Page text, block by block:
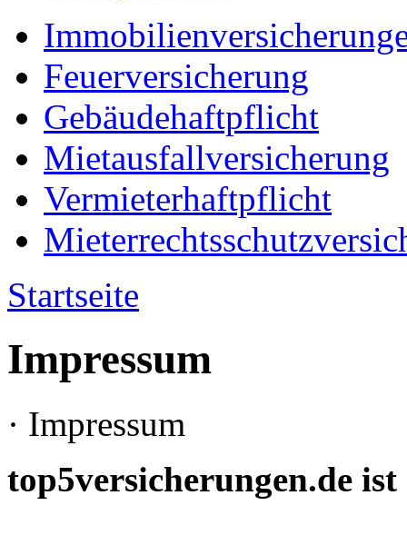
Feuerversicherung
Gebäudehaftpflicht
Mietausfallversicherung
Vermieterhaftpflicht
Startseite
Impressum
· Impressum
top5versicherungen.de